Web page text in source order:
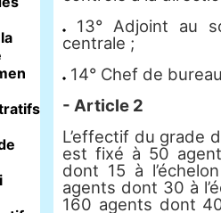
13° Adjoint au
centrale ;
14° Chef de
- Article 2
L’effectif du grade
est fixé à 50
dont 15 à
agents dont 30 à
160 agents dont 40